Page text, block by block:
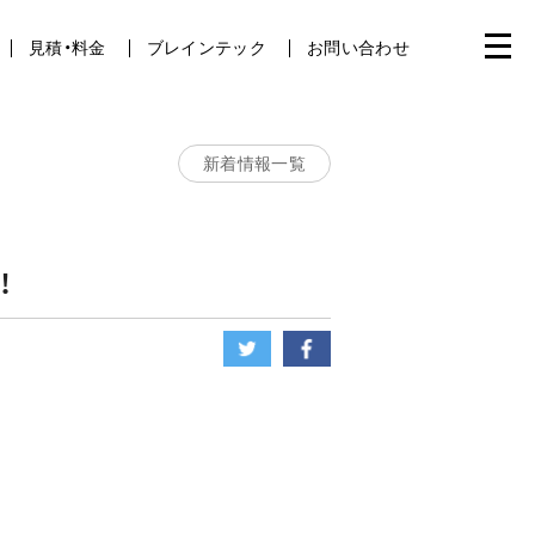
見積・料金 ブレインテック お問い合わせ
新着情報一覧